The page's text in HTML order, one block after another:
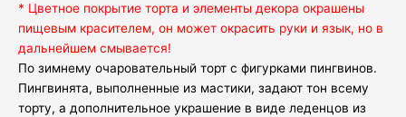
* Цветное покрытие торта и элементы декора окрашены
пищевым красителем, он может окрасить руки и язык, но в
дальнейшем смывается!
По зимнему очаровательный торт с фигурками пингвинов.
Пингвинята, выполненные из мастики, задают тон всему
торту, а дополнительное украшение в виде леденцов из